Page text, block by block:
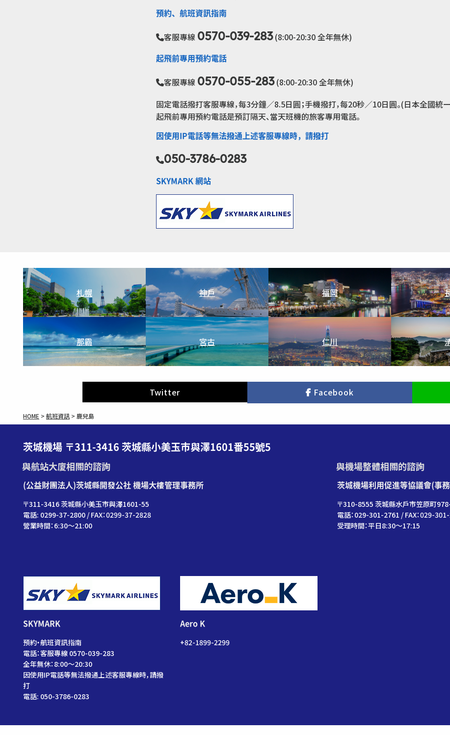
預約、航班資訊指南
客服專線 0570-039-283(8:00-20:30 全年無休)
起飛前專用預約電話
客服專線 0570-055-283(8:00-20:30 全年無休)
固定電話撥打客服專線，每3分鐘／8.5日圓；手機撥打，每20秒／10日圓。(日本全國統
起飛前專用預約電話是預訂隔天、當天班機的旅客專用電話。
因使用IP電話等無法撥通上述客服專線時，請撥打
050-3786-0283
SKYMARK 網站
札幌 神戶 福岡
那霸 宮古 仁川
Twitter Facebook
HOME > 航班資訊 > 鹿兒島
茨城機場 〒311-3416 茨城縣小美玉市與澤1601番55號5
與航站大廈相關的諮詢
(公益財團法人)茨城縣開發公社 機場大樓管理事務所
〒311-3416 茨城縣小美玉市與澤1601-55
電話: 0299-37-2800 / FAX：0299-37-2828
營業時間：6:30〜21:00
與機場整體相關的諮詢
茨城機場利用促進等協議會(事
〒310-8555 茨城縣水戶市笠原町
電話：029-301-2761 / FAX：029-
受理時間：平日8:30～17:15
SKYMARK
預約・航班資訊指南
電話：客服專線 0570-039-283
全年無休：8:00～20:30
因使用IP電話等無法撥通上述客服專線時，請撥
打
電話: 050-3786-0283
Aero K
+82-1899-2299